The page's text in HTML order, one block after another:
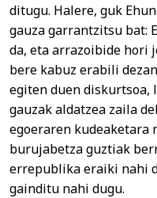
ditugu. Halere, guk
gauza garrantzitsu bat:
da, eta arrazoibide hori
bere kabuz erabili
egiten duen diskurtsoa,
gauzak aldatzea zaila
egoeraren kudeaketara
burujabetza guztiak
errepublika eraiki nahi
gainditu nahi dugu.